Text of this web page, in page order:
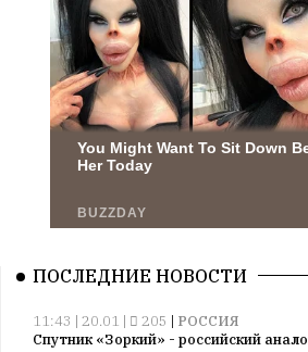
ПОСЛЕДНИЕ НОВОСТИ
11:43 | 20.01 | 205 | РОССИЯ
Спутник «Зоркий» - российский